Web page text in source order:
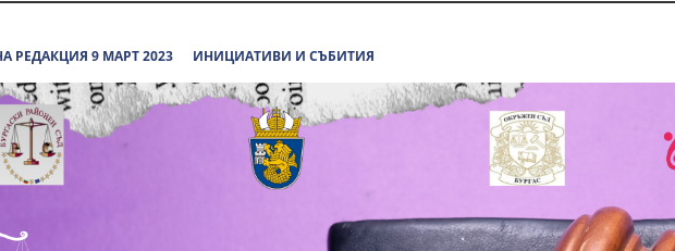
РЕДАКЦИЯ 9 МАРТ 2023 ИНИЦИАТИВИ И СЪБИТИЯ